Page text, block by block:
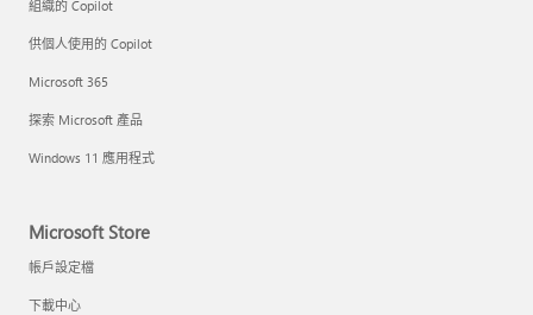
組織的 Copilot
供個人使用的 Copilot
Microsoft 365
探索 Microsoft 產品
Windows 11 應用程式
Microsoft Store
帳戶設定檔
下載中心